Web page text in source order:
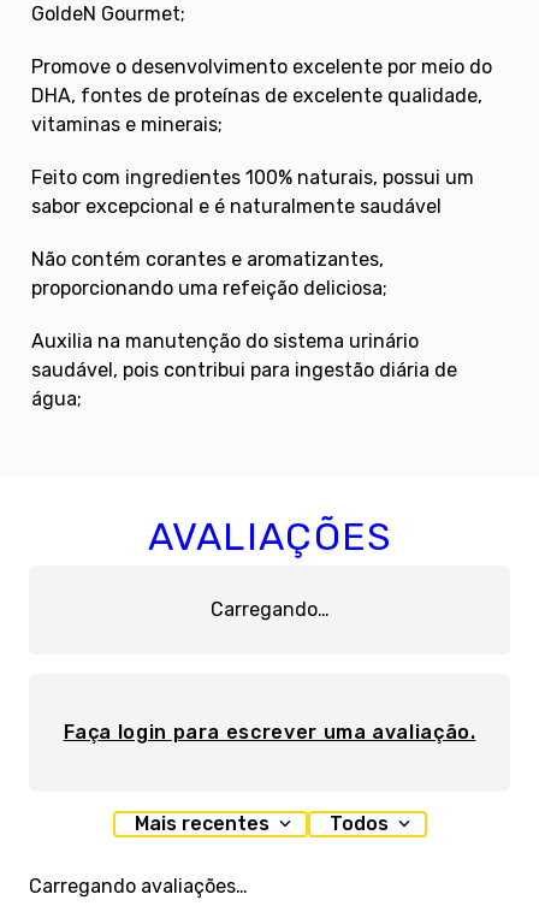
GoldeN Gourmet;
Promove o desenvolvimento excelente por meio do
DHA, fontes de proteínas de excelente qualidade,
vitaminas e minerais;
Feito com ingredientes 100% naturais, possui um
sabor excepcional e é naturalmente saudável
Não contém corantes e aromatizantes,
proporcionando uma refeição deliciosa;
Auxilia na manutenção do sistema urinário
saudável, pois contribui para ingestão diária de
água;
AVALIAÇÕES
Carregando…
Faça login para escrever uma avaliação.
Mais recentes Todos
Carregando avaliações…